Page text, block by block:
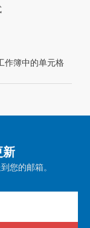
作簿中的单元格
您的邮箱。